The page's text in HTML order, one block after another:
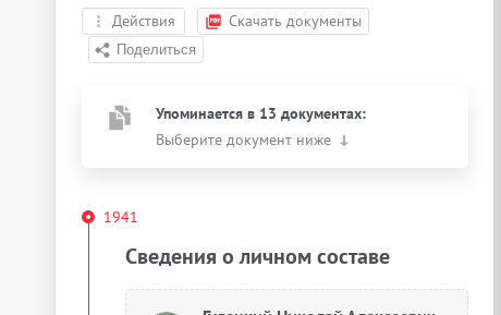
Действия
Скачать документы
Упоминается в 13 документах:
Выберите документ ниже
1941
Сведения о личном составе